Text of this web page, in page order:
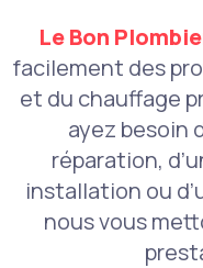
Le Bon
facilement des
et du chauffage
ayez besoin
réparation,
installation ou
nous vous